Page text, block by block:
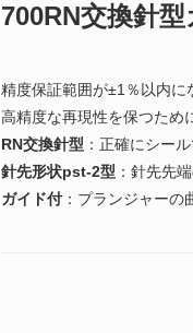
700RN交換針
精度保証範囲が±1％以内に
高精度な再現性を保つため
RN交換針型 ：正確にシー
針先形状pst-2型 ：針先先
ガイド付 ：プランジャーの